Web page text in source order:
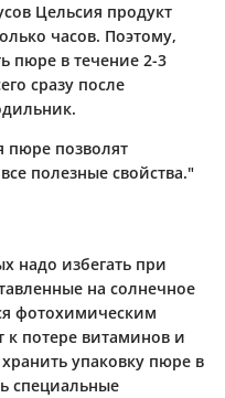
Цельсия продукт
часов. Поэтому,
пюре в течение 2-3
сразу после
пюре позволят
полезные свойства."
надо избегать при
на солнечное
фотохимическим
потере витаминов и
упаковку пюре в
специальные